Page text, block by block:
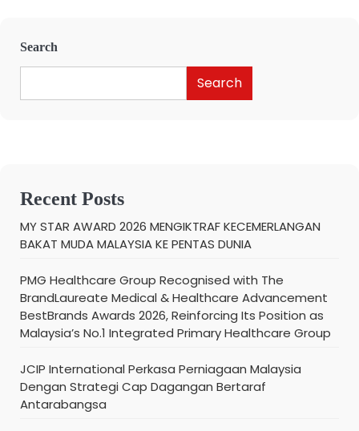
Search
Search
Recent Posts
MY STAR AWARD 2026 MENGIKTRAF KECEMERLANGAN
BAKAT MUDA MALAYSIA KE PENTAS DUNIA
PMG Healthcare Group Recognised with The
BrandLaureate Medical & Healthcare Advancement
BestBrands Awards 2026, Reinforcing Its Position as
Malaysia’s No.1 Integrated Primary Healthcare Group
JCIP International Perkasa Perniagaan Malaysia
Dengan Strategi Cap Dagangan Bertaraf
Antarabangsa